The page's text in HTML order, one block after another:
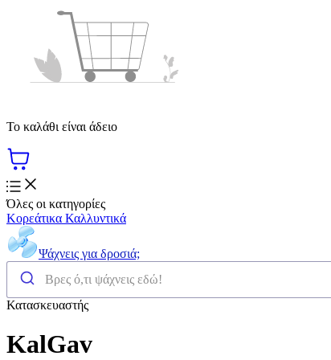
Το καλάθι είναι άδειο
Όλες οι κατηγορίες
Κορεάτικα Καλλυντικά
Ψάχνεις για δροσιά;
Κατασκευαστής
KalGav